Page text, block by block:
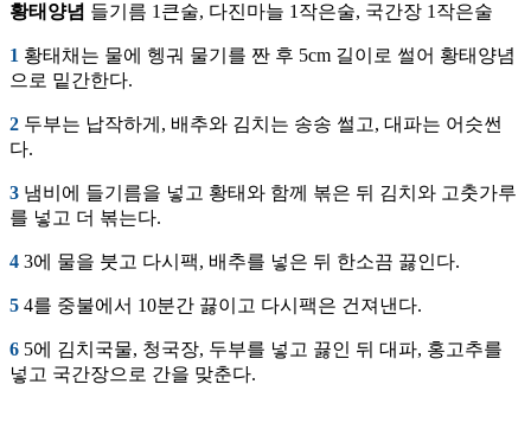
황태양념 들기름 1큰술, 다진마늘 1작은술, 국간장 1작은술
1 황태채는 물에 헹궈 물기를 짠 후 5cm 길이로 썰어 황태양념
으로 밑간한다.
2 두부는 납작하게, 배추와 김치는 송송 썰고, 대파는 어슷썬
다.
3 냄비에 들기름을 넣고 황태와 함께 볶은 뒤 김치와 고춧가루
를 넣고 더 볶는다.
4 3에 물을 붓고 다시팩, 배추를 넣은 뒤 한소끔 끓인다.
5 4를 중불에서 10분간 끓이고 다시팩은 건져낸다.
6 5에 김치국물, 청국장, 두부를 넣고 끓인 뒤 대파, 홍고추를
넣고 국간장으로 간을 맞춘다.